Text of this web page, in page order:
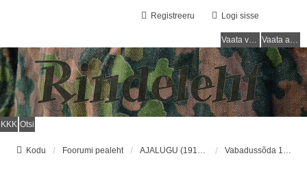
Logi sisse
Registreeru
Vaata vastamata teemasi Vaata aktiivseid teemasid
KKK Otsi
Kodu Foorumi pealeht AJALUGU (1918 - 1940) / HISTORY (1918 - 1940) Vabadussõda 1918 - 1920/Estonian Liberation War 1918 - 1920